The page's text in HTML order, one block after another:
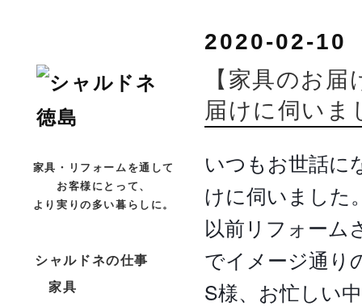
家具・リフォームを通して
お客様にとって、
より実りの多い暮らしに。
シャルドネの仕事
家具
2020-02-10
【家具のお
届けに伺いま
いつもお世話に
けに伺いました
以前リフォーム
でイメージ通り
S様、お忙しい